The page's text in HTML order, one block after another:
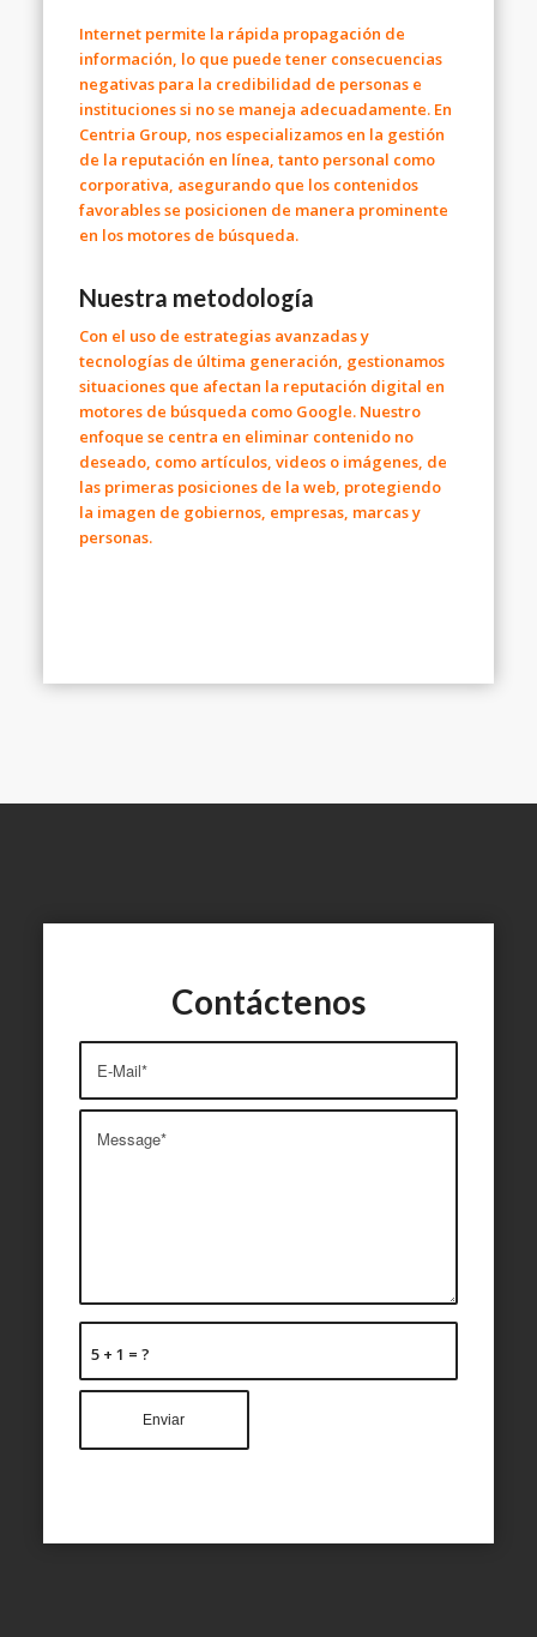
Internet permite la rápida propagación de
información, lo que puede tener consecuencias
negativas para la credibilidad de personas e
instituciones si no se maneja adecuadamente. En
Centria Group, nos especializamos en la gestión
de la reputación en línea, tanto personal como
corporativa, asegurando que los contenidos
favorablesse posicionen de manera prominente
en los motores de búsqueda.
Nuestra metodología
Con el uso de estrategias avanzadasy
tecnologías de última generación, gestionamos
situaciones que afectan la reputación digital en
motores de búsqueda como Google. Nuestro
enfoque se centra en eliminar contenido no
deseado, como artículos, videos o imágenes, de
las primeras posiciones de la web, protegiendo
la imagen de gobiernos, empresas, marcasy
personas.
Contáctenos
5 + 1 = ?